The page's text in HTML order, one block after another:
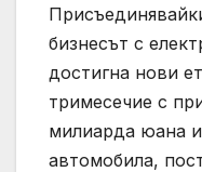
бизнесът с
достигна нови
тримесечие с
милиарда юана
автомобила,